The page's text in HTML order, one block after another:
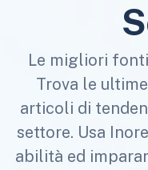
Le migliori
Trova le
articoli di
settore. Usa
abilità ed